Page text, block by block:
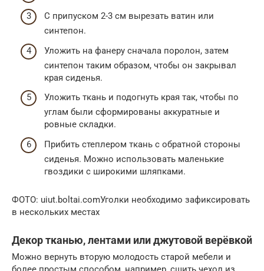
С припуском 2-3 см вырезать ватин или
синтепон.
Уложить на фанеру сначала поролон, затем
синтепон таким образом, чтобы он закрывал
края сиденья.
Уложить ткань и подогнуть края так, чтобы по
углам были сформированы аккуратные и
ровные складки.
Прибить степлером ткань с обратной стороны
сиденья. Можно использовать маленькие
гвоздики с широкими шляпками.
ФОТО: uiut.boltai.comУголки необходимо зафиксировать
в нескольких местах
Декор тканью, лентами или джутовой верёвкой
Можно вернуть вторую молодость старой мебели и